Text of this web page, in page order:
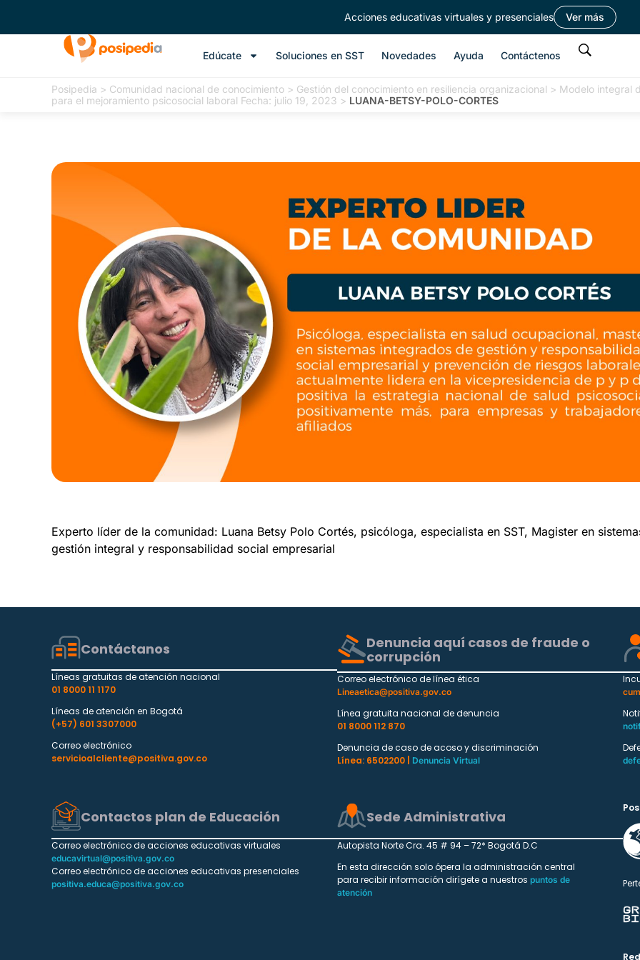
Acciones educativas virtuales y presenciales Ver más
Edúcate Soluciones en SST Novedades Ayuda Contáctenos
Posipedia > Comunidad nacional de conocimiento > Gestión del conocimiento en resiliencia organizacional > Modelo integral
para el mejoramiento psicosocial laboral Fecha: julio 19, 2023 > LUANA-BETSY-POLO-CORTES
Experto líder de la comunidad: Luana Betsy Polo Cortés, psicóloga, especialista en SST, Magister en
gestión integral y responsabilidad social empresarial
Contáctanos
Líneas gratuitas de atención nacional
01 8000 11 1170
Líneas de atención en Bogotá
(+57) 601 3307000
Correo electrónico
servicioalcliente@positiva.gov.co
Denuncia aquí casos de fraude o
corrupción
Correo electrónico de línea ética
Lineaetica@positiva.gov.co
Línea gratuita nacional de denuncia
01 8000 112 870
Denuncia de caso de acoso y discriminación
Línea: 6502200 |
Denuncia Virtual
Contactos plan de Educación
Correo electrónico de acciones educativas virtuales
educavirtual@positiva.gov.co
Correo electrónico de acciones educativas presenciales
positiva.educa@positiva.gov.co
Sede Administrativa
Autopista Norte Cra. 45 # 94 – 72* Bogotá D.C
En esta dirección solo ópera la administración central
para recibir información dirígete a nuestros puntos de
atención